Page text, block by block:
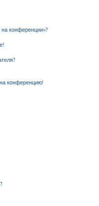
конференции»?
конференцию!